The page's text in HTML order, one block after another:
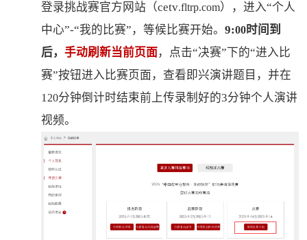
登录挑战赛官方网站（cetv.fltrp.com），进入“个人
中心”-“我的比赛”，等候比赛开始。 9:00时间到
后， 手动刷新当前页面 ，点击“决赛”下的“进入 比
赛”按钮进入比赛页面，查看即兴演讲题目，并在
120分钟倒计时结束前上传录制好的3分钟个人演讲
视频。